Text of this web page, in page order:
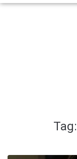
Tag: